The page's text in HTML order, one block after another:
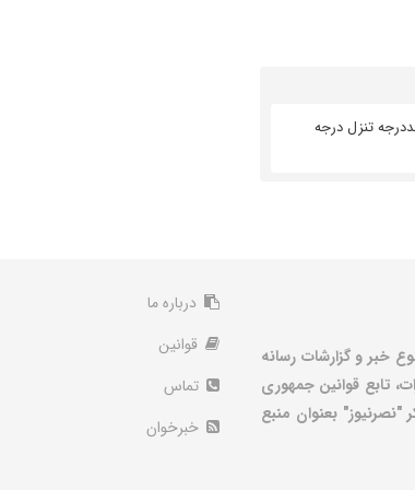
تنزل درجه
خبر و گزارشات رسانه
تابع قوانین جمهوری
"نصرنیوز" بعنوان منبع
درباره ما
قوانین
تماس
خبرخوان